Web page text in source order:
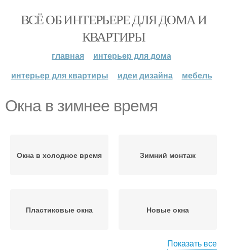
ВСЁ ОБ ИНТЕРЬЕРЕ ДЛЯ ДОМА И
КВАРТИРЫ
главная
интерьер для дома
интерьер для квартиры
идеи дизайна мебель
Окна в зимнее время
Окна в холодное время Зимний монтаж
Пластиковые окна Новые окна
Показать все